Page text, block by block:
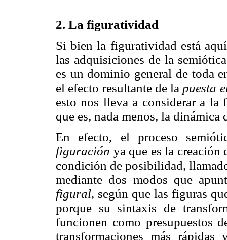
2. La figuratividad
Si bien la figuratividad está
las adquisiciones de la
es un dominio general de toda
el efecto resultante de la puesta
esto nos lleva a considerar a la
que es, nada menos, la
En efecto, el proceso
figuración ya que es la
condición de posibilidad,
mediante dos modos que
figural, según que las figuras
porque su sintaxis de
funcionen como presupuestos
transformaciones más